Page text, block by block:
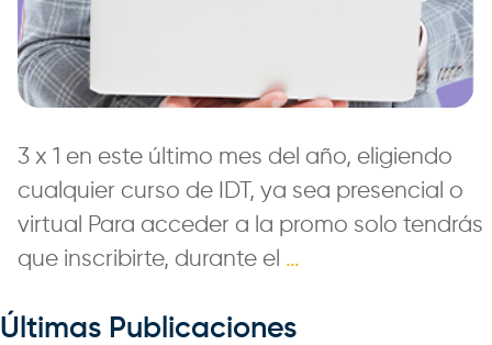
3 x 1 en este último mes del año, eligiendo
cualquier curso de IDT, ya sea presencial o
virtual Para acceder a la promo solo tendrás
que inscribirte, durante el …
Últimas Publicaciones